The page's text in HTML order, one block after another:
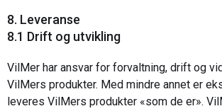
8. Leveranse
8.1 Drift og utvikling
VilMer har ansvar for forvaltning, drift og
VilMers produkter. Med mindre annet er
leveres VilMers produkter «som de er».